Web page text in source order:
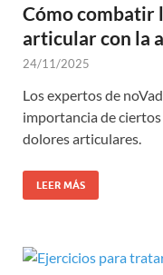
Cómo combatir
articular con la
24/11/2025
Los expertos de
importancia de
dolores articulares.
LEER MÁS